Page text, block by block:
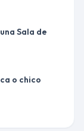
Sala de
o chico